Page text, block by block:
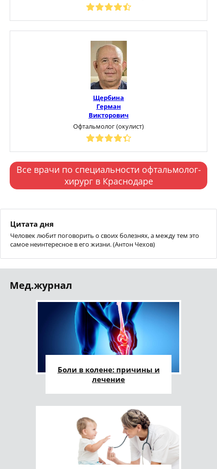
Щербина
Герман
Викторович
Офтальмолог (окулист)
Все врачи по специальности офтальмолог-
хирург в Краснодаре
Цитата дня
Человек любит поговорить о своих болезнях, а между тем это
самое неинтересное в его жизни. (Антон Чехов)
Мед.журнал
Боли в колене: причины и
лечение